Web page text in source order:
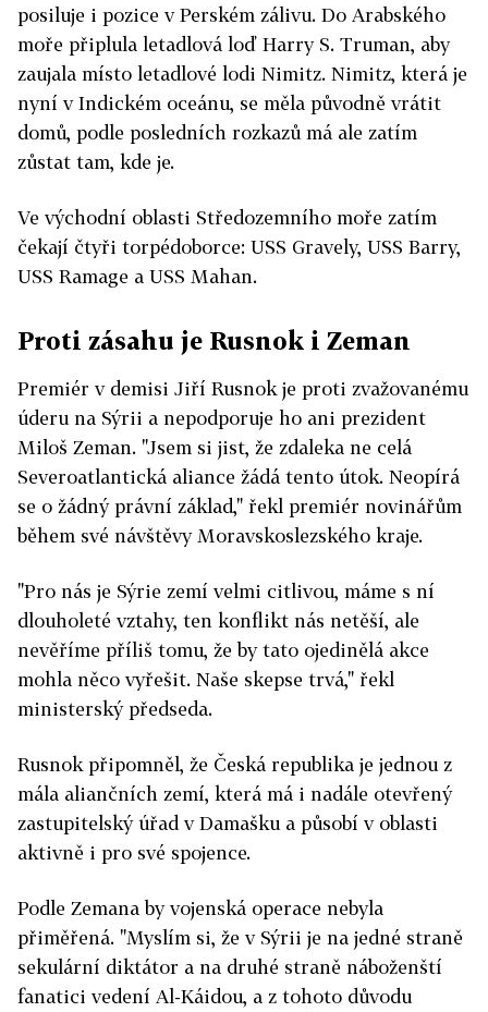
posiluje i pozice v Perském zálivu. Do Arabského
moře připlula letadlová loď Harry S. Truman, aby
zaujala místo letadlové lodi Nimitz. Nimitz, která je
nyní v Indickém oceánu, se měla původně vrátit
domů, podle posledních rozkazů má ale zatím
zůstat tam, kde je.
Ve východní oblasti Středozemního moře zatím
čekají čtyři torpédoborce: USS Gravely, USS Barry,
USS Ramage a USS Mahan.
Proti zásahu je Rusnok i Zeman
Premiér v demisi Jiří Rusnok je proti zvažovanému
úderu na Sýrii a nepodporuje ho ani prezident
Miloš Zeman. "Jsem si jist, že zdaleka ne celá
Severoatlantická aliance žádá tento útok. Neopírá
se o žádný právní základ," řekl premiér novinářům
během své návštěvy Moravskoslezského kraje.
"Pro nás je Sýrie zemí velmi citlivou, máme s ní
dlouholeté vztahy, ten konflikt nás netěší, ale
nevěříme příliš tomu, že by tato ojedinělá akce
mohla něco vyřešit. Naše skepse trvá," řekl
ministerský předseda.
Rusnok připomněl, že Česká republika je jednou z
mála aliančních zemí, která má i nadále otevřený
zastupitelský úřad v Damašku a působí v oblasti
aktivně i pro své spojence.
Podle Zemana by vojenská operace nebyla
přiměřená. "Myslím si, že v Sýrii je na jedné straně
sekulární diktátor a na druhé straně náboženští
fanatici vedení Al-Káidou, a z tohoto důvodu